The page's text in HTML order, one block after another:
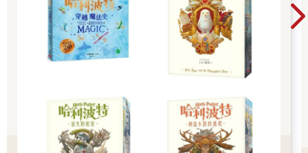
上。一行人
消失於樹林間。
回到農舍的醫生，坐在他房間的床上，眼見書桌附近的地面堆了
一疊醫學期刊，全都包裝完好，尚未開封。他一看就火大。
「親愛的，你不回去工作了嗎？」醫生妻子從她房裡問，她躺在
「發生什麼事？」
「我和迪克．波頓吵架。」